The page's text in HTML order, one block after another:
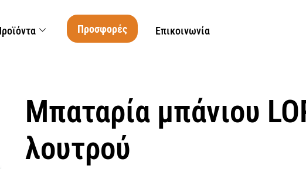
Προσφορές Επικοινωνία
Μπαταρία μπάνιου
λουτρού